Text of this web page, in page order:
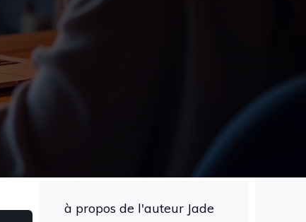
à propos de l'auteur Jade